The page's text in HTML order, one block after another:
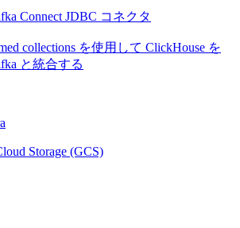
Connect JDBC コネクタ
collections を使用して ClickHouse を
と統合する
Storage (GCS)